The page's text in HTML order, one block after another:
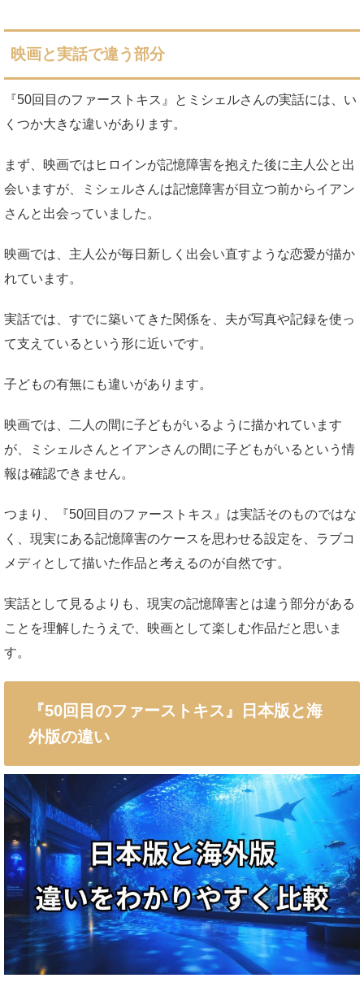
映画と実話で違う部分
『50回目のファーストキス』とミシェルさんの実話には、い
くつか大きな違いがあります。
まず、映画ではヒロインが記憶障害を抱えた後に主人公と出
会いますが、ミシェルさんは記憶障害が目立つ前からイアン
さんと出会っていました。
映画では、主人公が毎日新しく出会い直すような恋愛が描か
れています。
実話では、すでに築いてきた関係を、夫が写真や記録を使っ
て支えているという形に近いです。
子どもの有無にも違いがあります。
映画では、二人の間に子どもがいるように描かれています
が、ミシェルさんとイアンさんの間に子どもがいるという情
報は確認できません。
つまり、『50回目のファーストキス』は実話そのものではな
く、現実にある記憶障害のケースを思わせる設定を、ラブコ
メディとして描いた作品と考えるのが自然です。
実話として見るよりも、現実の記憶障害とは違う部分がある
ことを理解したうえで、映画として楽しむ作品だと思いま
す。
『50回目のファーストキス』日本版と海
外版の違い